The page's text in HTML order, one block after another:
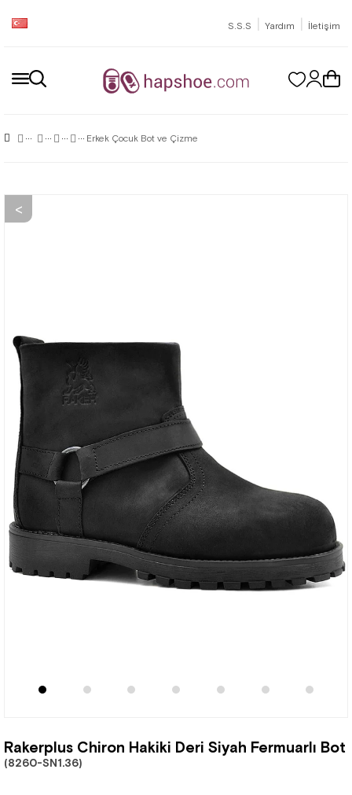
S.S.S | Yardım | İletişim
Erkek Çocuk Bot ve Çizme
Rakerplus Chiron Hakiki Deri Siyah Fermuarlı Bot
(8260-SN1.36)